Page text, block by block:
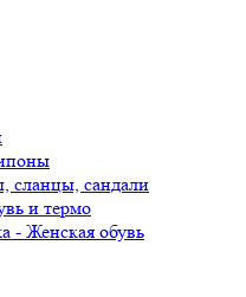
сланцы, сандали
и термо
- Женская обувь